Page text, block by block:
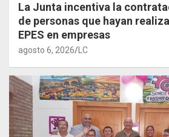
La Junta incentiva la
de personas que hayan
EPES en empresas
agosto 6, 2026 LC